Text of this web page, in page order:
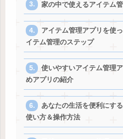
家の中で使えるアイテム
アイテム管理アプリを使
イテム管理のステップ
使いやすいアイテム管理
めアプリの紹介
あなたの生活を便利にす
使い方＆操作方法